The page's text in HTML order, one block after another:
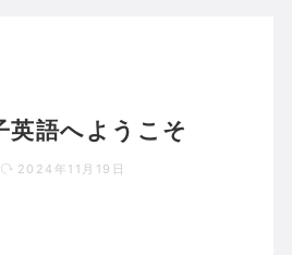
英語へようこそ
2024年11月19日